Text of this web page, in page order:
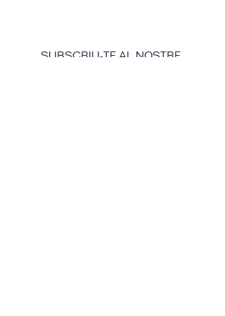
SUBSCRIU-TE AL NOSTRE